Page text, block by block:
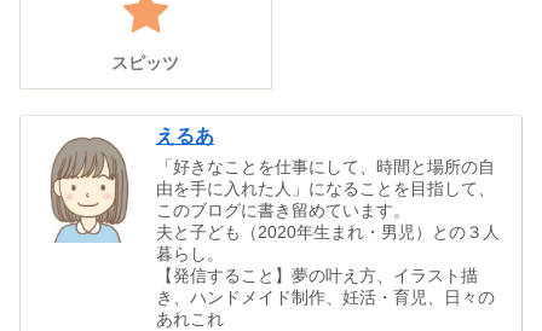
スピッツ
えるあ
「好きなことを仕事にして、時間と場所の自
由を手に入れた人」になることを目指して、
このブログに書き留めています。
夫と子ども（2020年生まれ・男児）との３人
暮らし。
【発信すること】夢の叶え方、イラスト描
き、ハンドメイド制作、妊活・育児、日々の
あれこれ